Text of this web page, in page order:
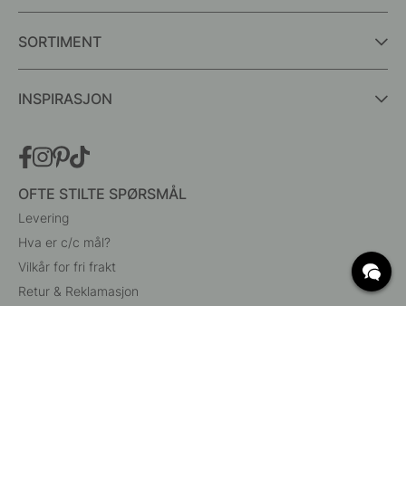
SORTIMENT
INSPIRASJON
OFTE STILTE SPØRSMÅL
Levering
Hva er c/c mål?
Vilkår for fri frakt
Retur & Reklamasjon